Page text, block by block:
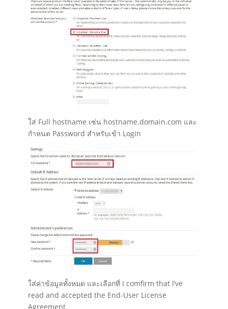
ใส่ Full hostname เช่น hostname.domain.com และ
กำหนด Password สำหรับเข้า Login
ใส่ค่าข้อมูลทั้งหมด และเลือกที่ I comfirm that l’ve
read and accepted the End-User License
Agreement